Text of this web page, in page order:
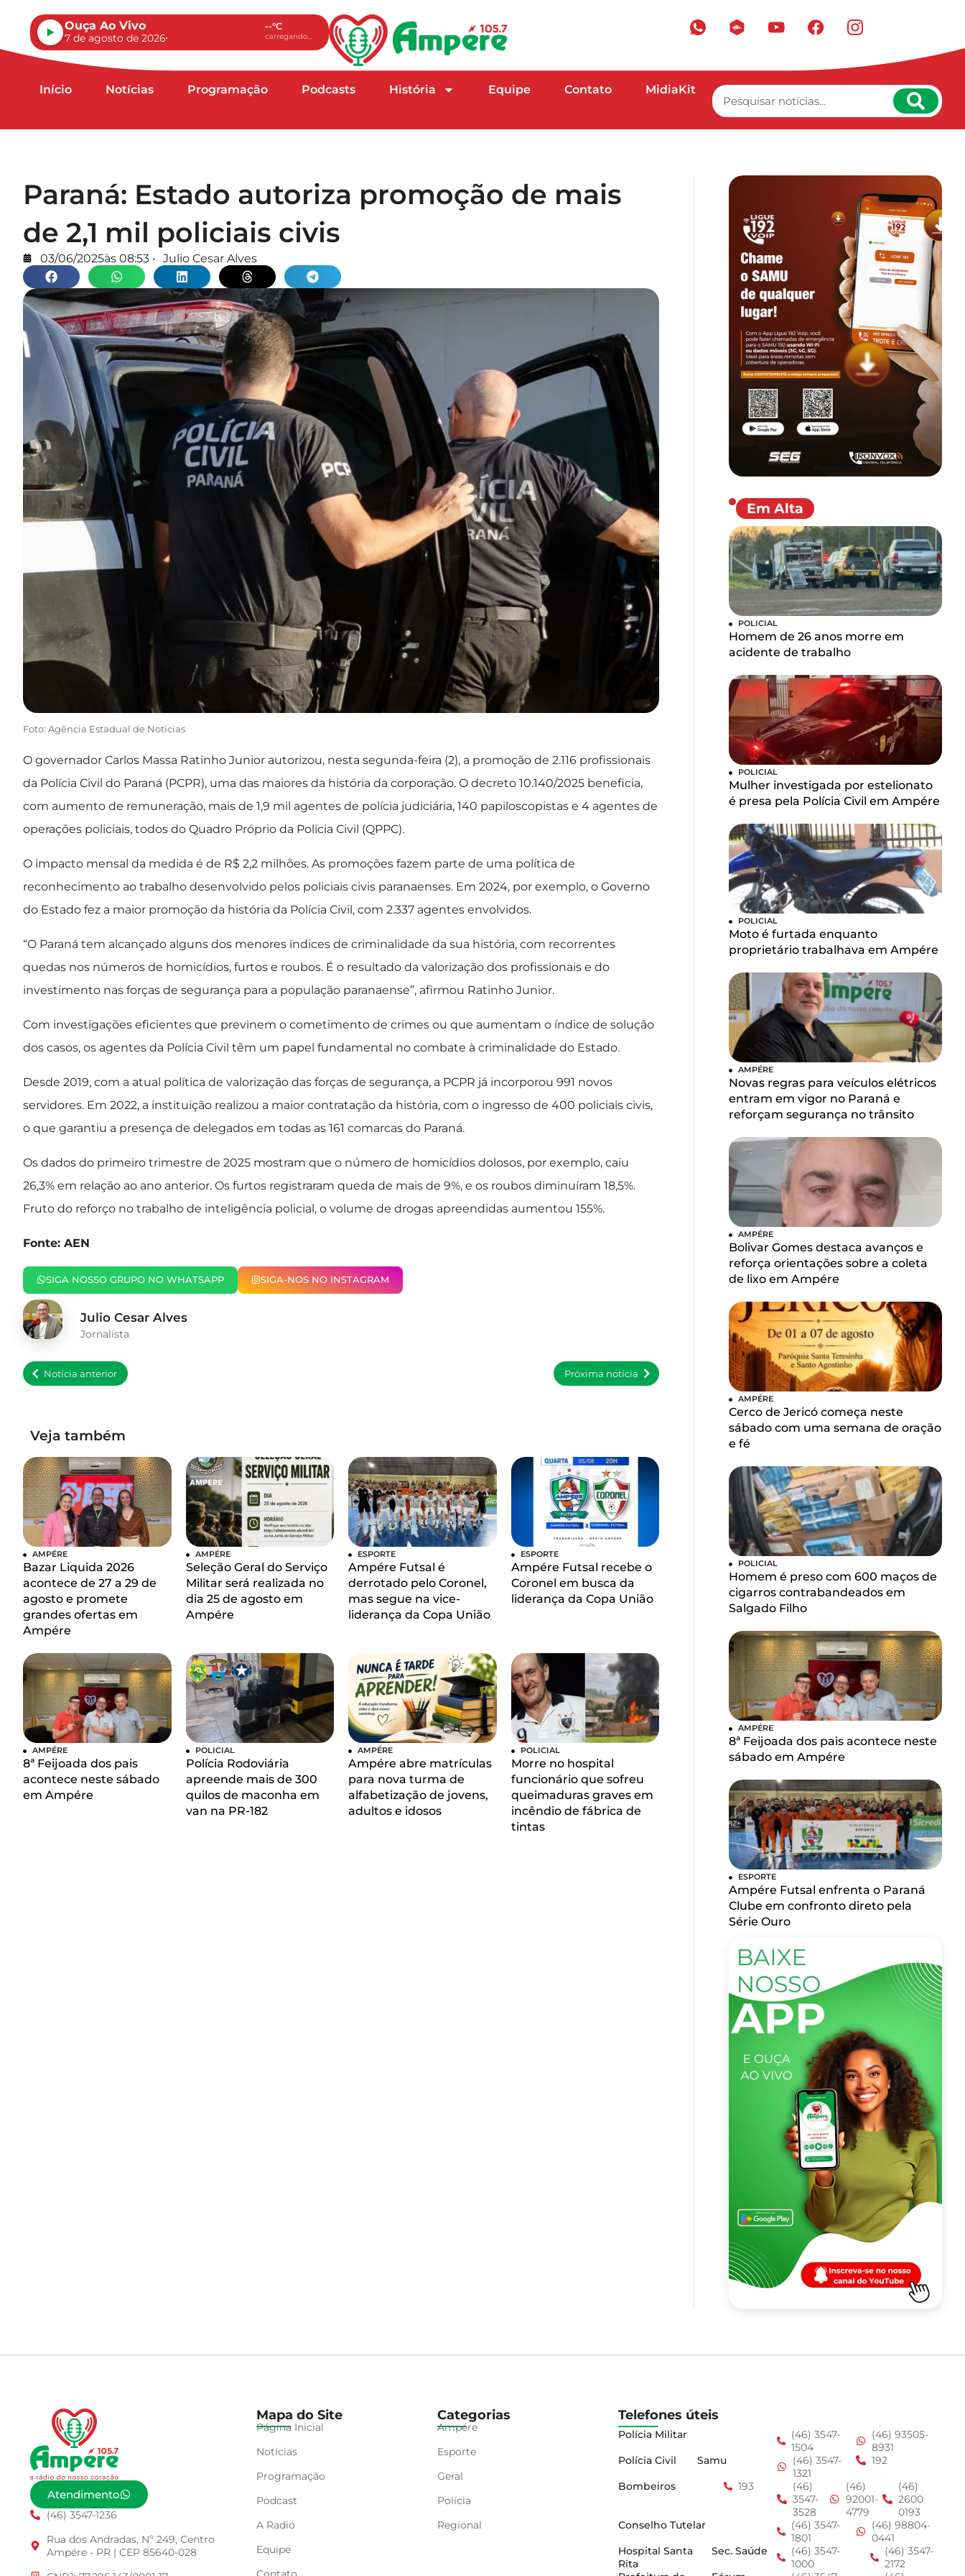
Ouça Ao Vivo
7 de agosto de 2026
--°C
carregando...
Início Notícias Programação Podcasts História Equipe Contato MidiaKit
Paraná: Estado autoriza promoção de mais
de 2,1 mil policiais civis
03/06/2025às 08:53 • Julio Cesar Alves
Foto: Agência Estadual de Notícias
O governador Carlos Massa Ratinho Junior autorizou, nesta segunda-feira (2), a promoção de 2.116 profissionais
da Polícia Civil do Paraná (PCPR), uma das maiores da história da corporação. O decreto 10.140/2025 beneficia,
com aumento de remuneração, mais de 1,9 mil agentes de polícia judiciária, 140 papiloscopistas e 4 agentes de
operações policiais, todos do Quadro Próprio da Polícia Civil (QPPC).
O impacto mensal da medida é de R$ 2,2 milhões. As promoções fazem parte de uma política de
reconhecimento ao trabalho desenvolvido pelos policiais civis paranaenses. Em 2024, por exemplo, o Governo
do Estado fez a maior promoção da história da Polícia Civil, com 2.337 agentes envolvidos.
“O Paraná tem alcançado alguns dos menores índices de criminalidade da sua história, com recorrentes
quedas nos números de homicídios, furtos e roubos. É o resultado da valorização dos profissionais e do
investimento nas forças de segurança para a população paranaense”, afirmou Ratinho Junior.
Com investigações eficientes que previnem o cometimento de crimes ou que aumentam o índice de solução
dos casos, os agentes da Polícia Civil têm um papel fundamental no combate à criminalidade do Estado.
Desde 2019, com a atual política de valorização das forças de segurança, a PCPR já incorporou 991 novos
servidores. Em 2022, a instituição realizou a maior contratação da história, com o ingresso de 400 policiais civis,
o que garantiu a presença de delegados em todas as 161 comarcas do Paraná.
Os dados do primeiro trimestre de 2025 mostram que o número de homicídios dolosos, por exemplo, caiu
26,3% em relação ao ano anterior. Os furtos registraram queda de mais de 9%, e os roubos diminuíram 18,5%.
Fruto do reforço no trabalho de inteligência policial, o volume de drogas apreendidas aumentou 155%.
Fonte: AEN
SIGA NOSSO GRUPO NO WHATSAPP SIGA-NOS NO INSTAGRAM
Julio Cesar Alves
Jornalista
Notícia anterior Próxima notícia
Veja também
AMPÉRE
Bazar Liquida 2026
acontece de 27 a 29 de
agosto e promete
grandes ofertas em
Ampére
AMPÉRE
Seleção Geral do Serviço
Militar será realizada no
dia 25 de agosto em
Ampére
ESPORTE
Ampére Futsal é
derrotado pelo Coronel,
mas segue na vice-
liderança da Copa União
ESPORTE
Ampére Futsal recebe o
Coronel em busca da
liderança da Copa União
AMPÉRE
8ª Feijoada dos pais
acontece neste sábado
em Ampére
POLICIAL
Polícia Rodoviária
apreende mais de 300
quilos de maconha em
van na PR-182
AMPÉRE
Ampére abre matrículas
para nova turma de
alfabetização de jovens,
adultos e idosos
POLICIAL
Morre no hospital
funcionário que sofreu
queimaduras graves em
incêndio de fábrica de
tintas
Em Alta
POLICIAL
Homem de 26 anos morre em
acidente de trabalho
POLICIAL
Mulher investigada por estelionato
é presa pela Polícia Civil em Ampére
POLICIAL
Moto é furtada enquanto
proprietário trabalhava em Ampére
AMPÉRE
Novas regras para veículos elétricos
entram em vigor no Paraná e
reforçam segurança no trânsito
AMPÉRE
Bolivar Gomes destaca avanços e
reforça orientações sobre a coleta
de lixo em Ampére
AMPÉRE
Cerco de Jericó começa neste
sábado com uma semana de oração
e fé
POLICIAL
Homem é preso com 600 maços de
cigarros contrabandeados em
Salgado Filho
AMPÉRE
8ª Feijoada dos pais acontece neste
sábado em Ampére
ESPORTE
Ampére Futsal enfrenta o Paraná
Clube em confronto direto pela
Série Ouro
Atendimento
(46) 3547-1236
Rua dos Andradas, Nº 249, Centro
Ampére - PR | CEP 85640-028
Mapa do Site
Página Inicial
Notícias
Programação
Podcast
A Radio
Equipe
Categorias
Ampére
Esporte
Geral
Polícia
Regional
Telefones úteis
Polícia Militar
(46) 3547-
1504
(46) 93505-
8931
Polícia Civil
Samu
(46) 3547-
1321
192
Bombeiros
193
(46)
3547-
3528
(46)
92001-
4779
(46)
2600
0193
Conselho Tutelar
(46) 3547-
1801
(46) 98804-
0441
Hospital Santa
Rita
Sec. Saúde
(46) 3547-
1000
(46) 3547-
2172